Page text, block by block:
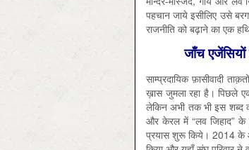
पहचान जाये इसीलिए उसे
राजनीति को बढ़ाने का एक
जाँच
साम्प्रदायिक फ़ासीवादी
ख़ास जुमला रहा है। पिछले
लेकिन अभी तक भी इस शब्द
और केरल में “लव जिहाद” के
प्रयास शुरू किये। 2014 के